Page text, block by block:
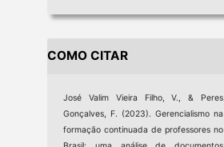
COMO CITAR
José Valim Vieira Filho, V., & Peres
Gonçalves, F. (2023). Gerencialismo na
formação continuada de professores no